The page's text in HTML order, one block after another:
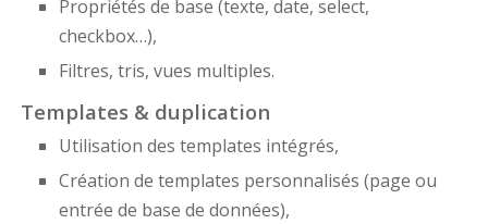
Propriétés de base (texte, date, select,
checkbox…),
Filtres, tris, vues multiples.
Templates & duplication
Utilisation des templates intégrés,
Création de templates personnalisés (page ou
entrée de base de données),